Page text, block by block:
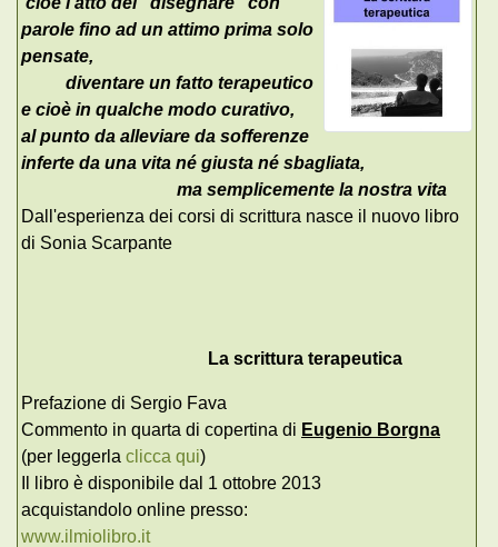
parole fino ad un attimo prima solo
pensate,
diventare un fatto terapeutico
e cioè in qualche modo curativo,
al punto da alleviare da sofferenze
inferte da una vita né giusta né sbagliata,
ma semplicemente la nostra vita
Dall'esperienza dei corsi di scrittura nasce il nuovo libro
di Sonia Scarpante
La scrittura terapeutica
Prefazione di Sergio Fava
Commento in quarta di copertina di Eugenio Borgna
(per leggerla clicca qui)
Il libro è disponibile dal 1 ottobre 2013
acquistandolo online presso:
www.ilmiolibro.it